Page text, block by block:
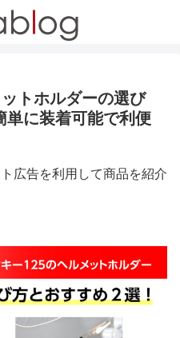
トホルダーの選び
単に装着可能で利便
広告を利用して商品を紹介